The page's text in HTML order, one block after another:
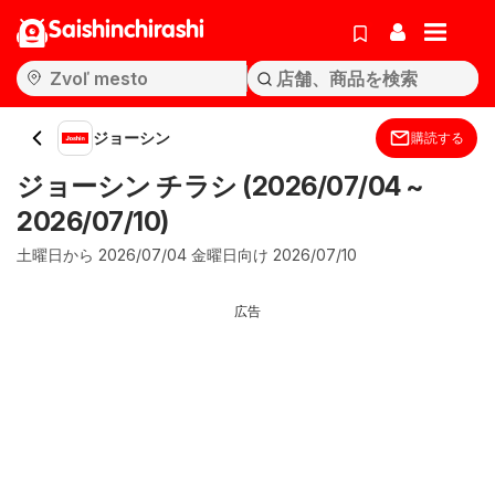
Saishinchirashi
ジョーシン 購読する
ジョーシン チラシ (2026/07/04 ~
2026/07/10)
土曜日から 2026/07/04 金曜日向け 2026/07/10
広告